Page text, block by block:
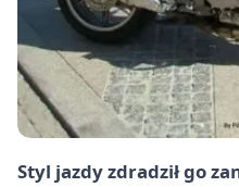
Styl jazdy zdradził go